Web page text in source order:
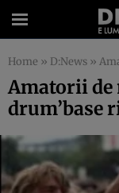
Home » D:News »
Amatorii de
drum’base